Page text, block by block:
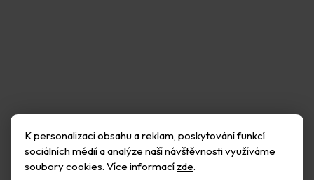
K personalizaci obsahu a reklam, poskytování funkcí
sociálních médií a analýze naší návštěvnosti využíváme
soubory cookies. Více informacízde.